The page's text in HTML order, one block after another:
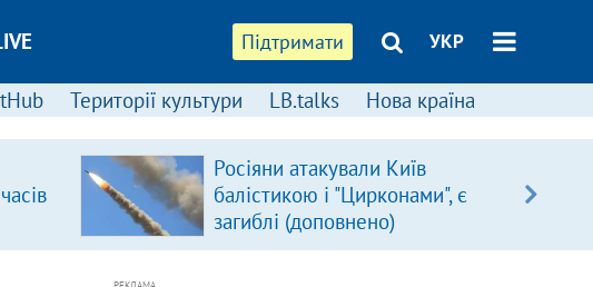
Підтримати УКР
Території культури LB.talks Нова країна
Росіяни атакували Київ
балістикою і "Цирконами", є
загиблі (доповнено)